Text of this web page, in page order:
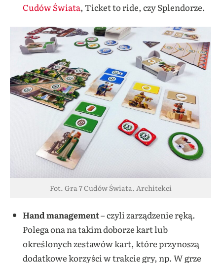
Cudów Świata, Ticket to ride, czy Splendorze.
Fot. Gra 7 Cudów Świata. Architekci
Hand management– czyli zarządzenie ręką.
Polega ona na takim doborze kart lub
określonych zestawów kart, które przynoszą
dodatkowe korzyści w trakcie gry, np. W grze